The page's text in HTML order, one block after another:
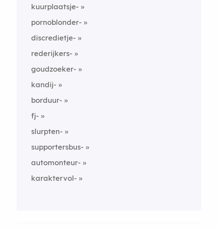
kuurplaatsje-
pornoblonder-
discredietje-
rederijkers-
goudzoeker-
kandij-
borduur-
fj-
slurpten-
supportersbus-
automonteur-
karaktervol-